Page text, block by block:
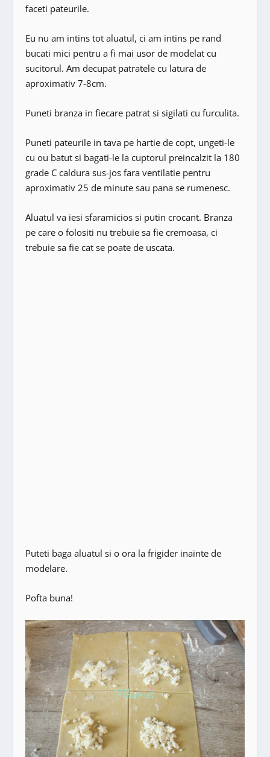
faceti pateurile.
Eu nu am intins tot aluatul, ci am intins pe rand
bucati mici pentru a fi mai usor de modelat cu
sucitorul. Am decupat patratele cu latura de
aproximativ 7-8cm.
Puneti branza in fiecare patrat si sigilati cu furculita.
Puneti pateurile in tava pe hartie de copt, ungeti-le
cu ou batut si bagati-le la cuptorul preincalzit la 180
grade C caldura sus-jos fara ventilatie pentru
aproximativ 25 de minute sau pana se rumenesc.
Aluatul va iesi sfaramicios si putin crocant. Branza
pe care o folositi nu trebuie sa fie cremoasa, ci
trebuie sa fie cat se poate de uscata.
Puteti baga aluatul si o ora la frigider inainte de
modelare.
Pofta buna!